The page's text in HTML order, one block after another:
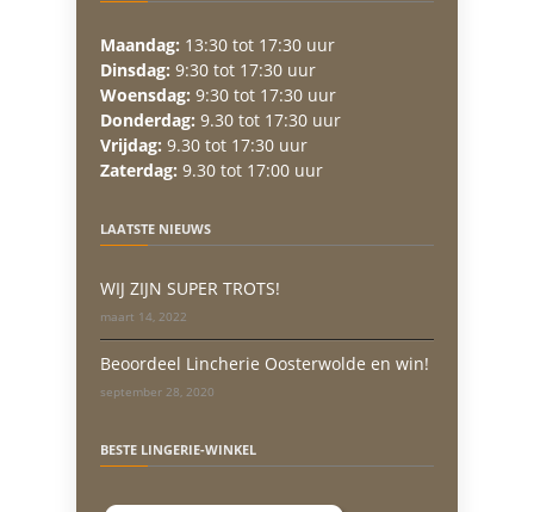
Maandag: 13:30 tot 17:30 uur
Dinsdag: 9:30 tot 17:30 uur
Woensdag: 9:30 tot 17:30 uur
Donderdag: 9.30 tot 17:30 uur
Vrijdag: 9.30 tot 17:30 uur
Zaterdag: 9.30 tot 17:00 uur
LAATSTE NIEUWS
WIJ ZIJN SUPER TROTS!
maart 14, 2022
Beoordeel Lincherie Oosterwolde en win!
september 28, 2020
BESTE LINGERIE-WINKEL